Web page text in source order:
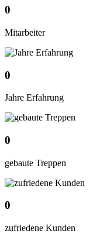
0
Mitarbeiter
0
Jahre Erfahrung
0
gebaute Treppen
0
zufriedene Kunden